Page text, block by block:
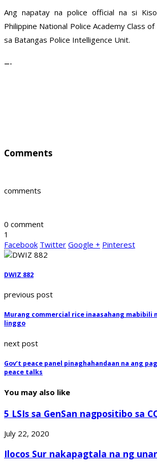
Ang napatay na police official na si
Philippine National Police Academy Class
sa Batangas Police Intelligence Unit.
—-
Comments
comments
0 comment
1
Facebook Twitter Google + Pinterest
DWIZ 882
previous post
Murang commercial rice inaasahang mabibili
linggo
next post
Gov’t peace panel pinaghahandaan na ang
peace talks
You may also like
5 LSIs sa GenSan nagpositibo sa
July 22, 2020
Ilocos Sur nakapagtala na ng